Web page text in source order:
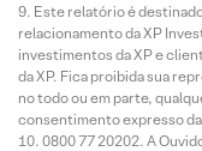
Este relatório é
relacionamento da XP
investimentos da XP e
da XP. Fica proibida sua
no todo ou em parte,
consentimento expresso
0800 77 20202. A